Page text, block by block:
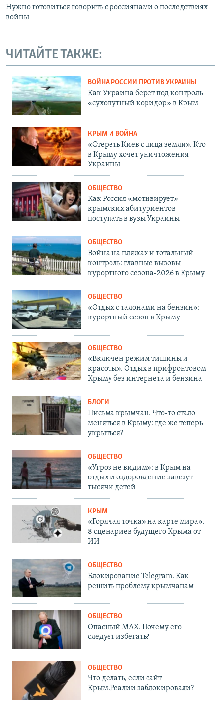
Нужно готовиться говорить с россиянами о последствиях
войны
ЧИТАЙТЕ ТАКЖЕ:
ВОЙНА РОССИИ ПРОТИВ УКРАИНЫ
Как Украина берет под контроль
«сухопутный коридор» в Крым
КРЫМ И ВОЙНА
«Стереть Киев с лица земли». Кто
в Крыму хочет уничтожения
Украины
ОБЩЕСТВО
Как Россия «мотивирует»
крымских абитуриентов
поступать в вузы Украины
ОБЩЕСТВО
Война на пляжах и тотальный
контроль: главные вызовы
курортного сезона-2026 в Крыму
ОБЩЕСТВО
«Отдых с талонами на бензин»:
курортный сезон в Крыму
ОБЩЕСТВО
«Включен режим тишины и
красоты». Отдых в прифронтовом
Крыму без интернета и бензина
БЛОГИ
Письма крымчан. Что-то стало
меняться в Крыму: где же теперь
укрыться?
ОБЩЕСТВО
«Угроз не видим»: в Крым на
отдых и оздоровление завезут
тысячи детей
КРЫМ
«Горячая точка» на карте мира».
8 сценариев будущего Крыма от
ИИ
ОБЩЕСТВО
Блокирование Telegram. Как
решить проблему крымчанам
ОБЩЕСТВО
Опасный MAX. Почему его
следует избегать?
ОБЩЕСТВО
Что делать, если сайт
Крым.Реалии заблокировали?